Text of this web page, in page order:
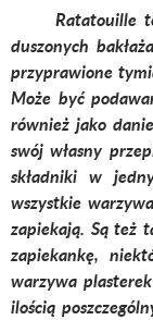
Ratatouille
duszonych
przyprawione
Może być
również jako
swój własny
składniki w
wszystkie
zapiekają. Są też
zapiekankę,
warzywa
ilością